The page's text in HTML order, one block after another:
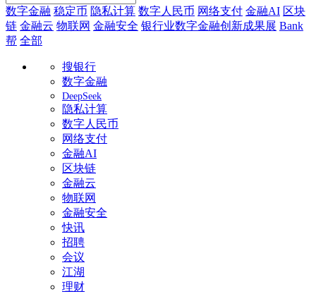
数字金融 稳定币 隐私计算 数字人民币 网络支付 金融AI 区块
链 金融云 物联网 金融安全 银行业数字金融创新成果展 Bank
帮 全部
搜银行
数字金融
DeepSeek
隐私计算
数字人民币
网络支付
金融AI
区块链
金融云
物联网
金融安全
快讯
招聘
会议
江湖
理财